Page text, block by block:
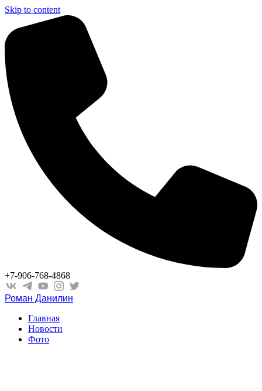
Skip to content
+7-906-768-4868
Роман Данилин
Главная
Новости
Фото